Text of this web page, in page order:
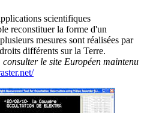
scientifiques
reconstituer la forme d'un
mesures sont réalisées par
différents sur la Terre.
le site Européen maintenu